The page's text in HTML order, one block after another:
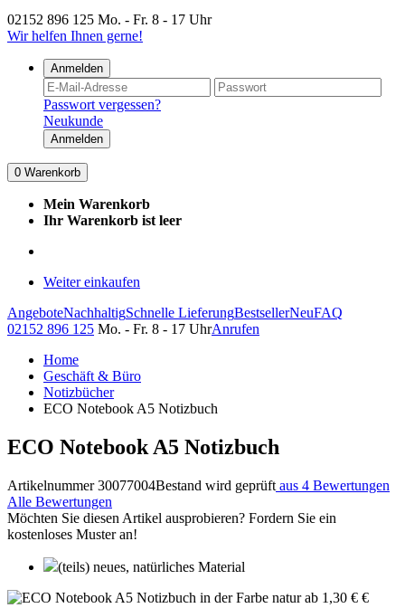
02152 896 125 Mo. - Fr. 8 - 17 Uhr
Wir helfen Ihnen gerne!
Anmelden
Passwort vergessen?
Neukunde
Anmelden
0 Warenkorb
Mein Warenkorb
Ihr Warenkorb ist leer
Weiter einkaufen
AngeboteNachhaltigSchnelle LieferungBestsellerNeuFAQ
02152 896 125 Mo. - Fr. 8 - 17 UhrAnrufen
Home
Geschäft & Büro
Notizbücher
ECO Notebook A5 Notizbuch
ECO Notebook A5 Notizbuch
Artikelnummer 30077004Bestand wird geprüft aus 4 Bewertungen
Alle Bewertungen
Möchten Sie diesen Artikel ausprobieren? Fordern Sie ein
kostenloses Muster an!
(teils) neues, natürliches Material